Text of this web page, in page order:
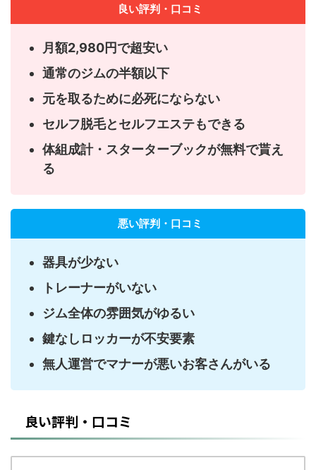
良い評判・口コミ
月額2,980円で超安い
通常のジムの半額以下
元を取るために必死にならない
セルフ脱毛とセルフエステもできる
体組成計・スターターブックが無料で貰え
る
悪い評判・口コミ
器具が少ない
トレーナーがいない
ジム全体の雰囲気がゆるい
鍵なしロッカーが不安要素
無人運営でマナーが悪いお客さんがいる
良い評判・口コミ